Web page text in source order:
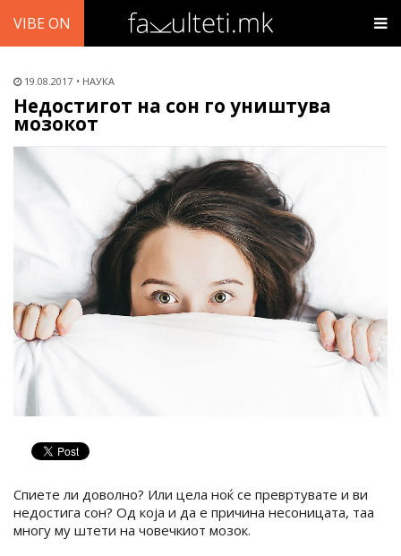
VIBE ON
19.08.2017 НАУКА
Недостигот на сон го уништува
мозокот
Спиете ли доволно? Или цела ноќ се превртувате и ви
недостига сон? Од која и да е причина несоницата, таа
многу му штети на човечкиот мозок.